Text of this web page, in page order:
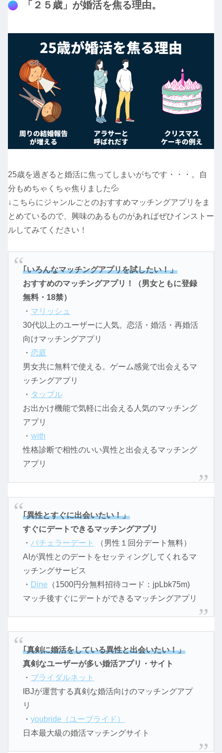
「２５歳」が婚活を焦る理由。
25歳を過ぎると婚活に焦ってしまいがちです・・・。自
分もめちゃくちゃ焦りました💦
↓こちらにジャンルごとのおすすめマッチングアプリをま
とめているので、興味のあるものがあればぜひインストー
ルしてみてください！
｢いろんなマッチングアプリを試したい！」
おすすめのマッチングアプリ！（男女ともに登録
無料・18禁）
・ マリッシュ
30代以上のユーザーに人気。恋活・婚活・再婚活
向けマッチングアプリ
・ 恋庭
男女共に無料で使える。ゲーム感覚で出会えるマ
ッチングアプリ
・ タップル
お出かけ機能で気軽に出会える人気のマッチング
アプリ
・ with
性格診断で相性のいい異性と出会えるマッチング
アプリ
｢異性とすぐに出会いたい！」
すぐにデートできるマッチングアプリ
・ バチェラーデート
（男性１回分デート無料）
AIが異性とのデートをセッティングしてくれるマ
ッチングサービス
・ Dine （1500円分無料招待コード：jpLbk75m)
マッチ後すぐにデートができるマッチングアプリ
｢真剣に婚活をしている異性と出会いたい！」
真剣なユーザーが多い婚活アプリ・サイト
・ ブライダルネット
IBJが運営する真剣な婚活向けのマッチングアプ
リ
・ youbride（ユーブライド）
日本最大級の婚活マッチングサイト